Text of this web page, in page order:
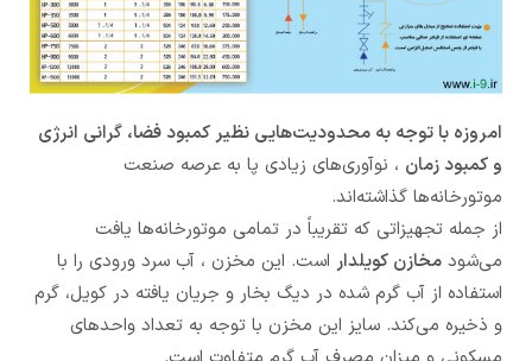
امروزه با توجه به محدودیت‌هایی نظیر کمبود فضا، گرانی انرژی
و کمبود زمان ، نوآوری‌های زیادی پا به عرصه صنعت
موتورخانه‌ها گذاشته‌اند.
از جمله تجهیزاتی که تقریباً در تمامی موتورخانه‌ها یافت
می‌شود مخازن کویلدار است. این مخزن ، آب سرد ورودی را با
استفاده از آب گرم شده در دیگ بخار و جریان یافته در کویل، گرم
و ذخیره می‌کند. سایز این مخزن با توجه به تعداد واحدهای